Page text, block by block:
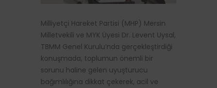
Milliyetçi Hareket Partisi (MHP) Mersin
Milletvekili ve MYK Üyesi Dr. Levent Uysal,
TBMM Genel Kurulu’nda gerçekleştirdiği
konuşmada, toplumun önemli bir
sorunu haline gelen uyuşturucu
bağımlılığına dikkat çekerek, acil ve